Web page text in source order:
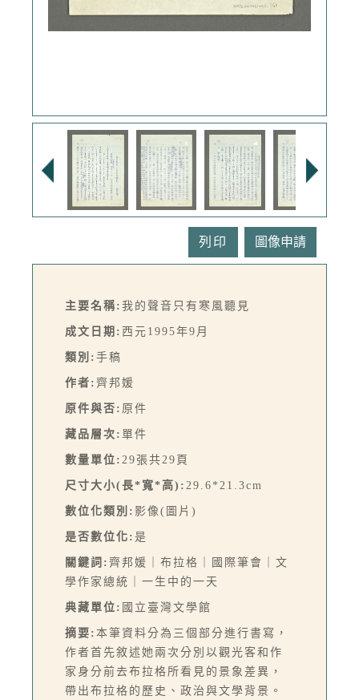
列印
主要名稱: 我的聲音只有寒風聽見
成文日期: 西元1995年9月
類別: 手稿
作者: 齊邦媛
原件與否: 原件
藏品層次: 單件
數量單位: 29張共29頁
尺寸大小(長*寬*高): 29.6*21.3cm
數位化類別: 影像(圖片)
是否數位化: 是
關鍵詞: 齊邦媛｜布拉格｜國際筆會｜文
學作家總統｜一生中的一天
典藏單位: 國立臺灣文學館
摘要: 本筆資料分為三個部分進行書寫，
作者首先敘述她兩次分別以觀光客和作
家身分前去布拉格所看見的景象差異，
帶出布拉格的歷史、政治與文學背景。